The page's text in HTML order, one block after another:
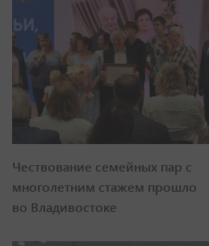
Чествование семейных пар с
многолетним стажем прошло
во Владивостоке